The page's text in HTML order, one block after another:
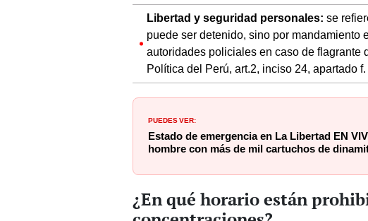
Libertad y seguridad personales: se
puede ser detenido, sino por mandamiento
autoridades policiales en caso de flagrante
Política del Perú, art.2, inciso 24, apartado f.
PUEDES VER:
Estado de emergencia en La Libertad EN
hombre con más de mil cartuchos de
¿En qué horario están